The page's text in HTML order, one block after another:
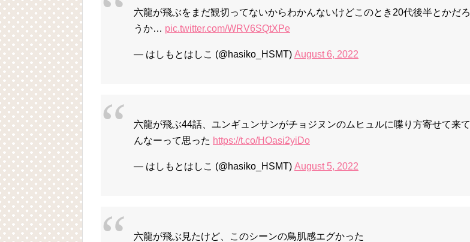
六龍が飛ぶをまだ観切ってないからわかんないけどこのとき20代後半とかだろ
うか… pic.twitter.com/WRV6SQtXPe
— はしもとはしこ (@hasiko_HSMT) August 6, 2022
六龍が飛ぶ44話、ユンギュンサンがチョジヌンのムヒュルに喋り方寄せて来て
んなーって思った https://t.co/HOasi2yiDo
— はしもとはしこ (@hasiko_HSMT) August 5, 2022
六龍が飛ぶ見たけど、このシーンの鳥肌感エグかった